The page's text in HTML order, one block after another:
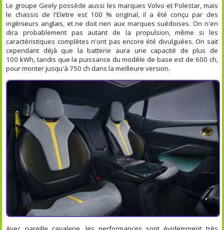
Le groupe Geely possède aussi les marques Volvo et Polestar, mais
le chassis de l'Eletre est 100 % original, il a été conçu par des
ingénieurs anglais, et ne doit rien aux marques suédoises. On n'en
dira probablement pas autant de la propulsion, même si les
caractéristiques complètes n'ont pas encore été divulguées. On sait
cependant déjà que la batterie aura une capacité de plus de
100 kWh, tandis que la puissance du modèle de base est de 600 ch,
pour monter jusqu'à 750 ch dans la meilleure version.